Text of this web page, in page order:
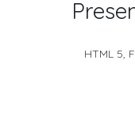
HTML 5,